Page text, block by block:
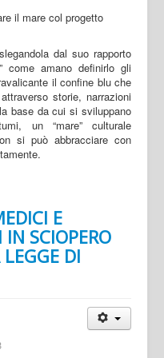
dal suo rapporto
come amano definirlo gli
il confine blu che
storie, narrazioni
base da cui si sviluppano
un “mare” culturale
si può abbracciare con
E
SCIOPERO
LEGGE DI